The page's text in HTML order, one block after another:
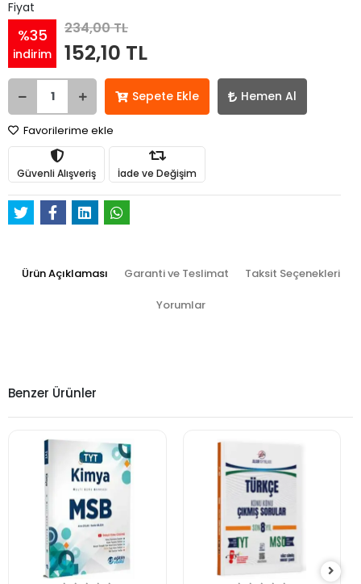
Fiyat
%35
indirim
234,00 TL
152,10 TL
Sepete Ekle Hemen Al
Favorilerime ekle
Güvenli Alışveriş İade ve Değişim
Ürün Açıklaması Garanti ve Teslimat Taksit Seçenekleri
Yorumlar
Benzer Ürünler